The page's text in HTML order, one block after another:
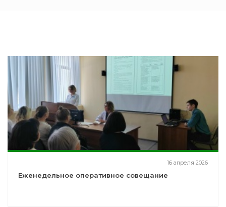
16 апреля 2026
Еженедельное оперативное совещание